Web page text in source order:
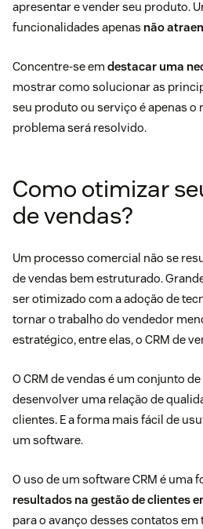
apresentar e vender seu produto.
funcionalidades apenas não
Concentre-se em destacar uma
mostrar como solucionar as
seu produto ou serviço é apenas o
problema será resolvido.
Como otimizar
de vendas?
Um processo comercial não se
de vendas bem estruturado.
ser otimizado com a adoção de
tornar o trabalho do vendedor
estratégico, entre elas, o CRM de
O CRM de vendas é um conjunto
desenvolver uma relação de
clientes. E a forma mais fácil de
um software.
O uso de um software CRM é uma
resultados na gestão de clientes
para o avanço desses contatos em